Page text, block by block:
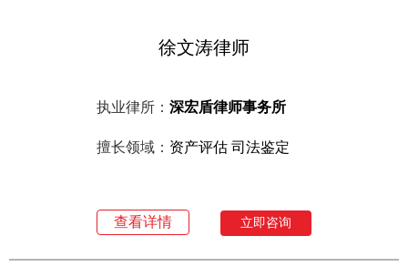
徐文涛律师
执业律所： 深宏盾律师事务所
擅长领域： 资产评估 司法鉴定
查看详情 立即咨询